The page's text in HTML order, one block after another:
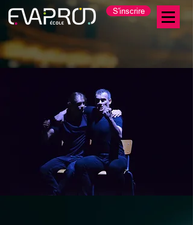
S'inscrire